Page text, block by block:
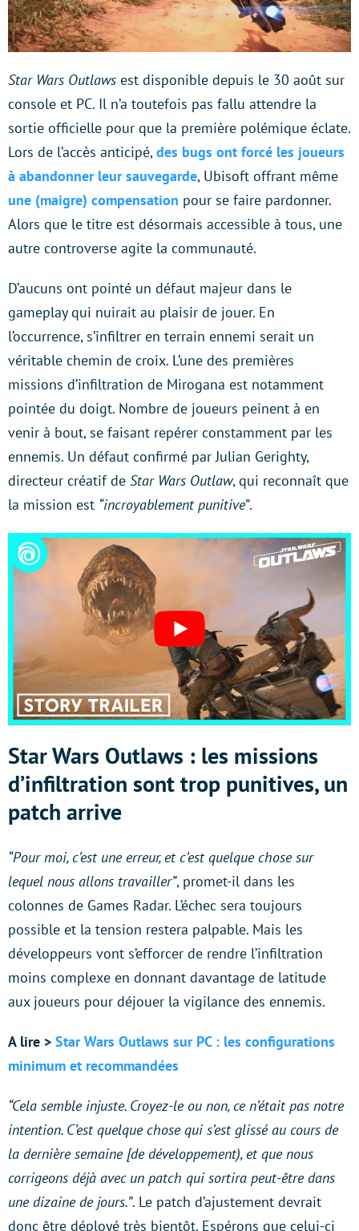
Star Wars Outlaws est disponible depuis le 30 août sur
console et PC. Il n’a toutefois pas fallu attendre la
sortie officielle pour que la première polémique éclate.
Lors de l’accès anticipé, des bugs ont forcé les joueurs
à abandonner leur sauvegarde, Ubisoft offrant même
une (maigre) compensation pour se faire pardonner.
Alors que le titre est désormais accessible à tous, une
autre controverse agite la communauté.
D’aucuns ont pointé un défaut majeur dans le
gameplay qui nuirait au plaisir de jouer. En
l’occurrence, s’infiltrer en terrain ennemi serait un
véritable chemin de croix. L’une des premières
missions d’infiltration de Mirogana est notamment
pointée du doigt. Nombre de joueurs peinent à en
venir à bout, se faisant repérer constamment par les
ennemis. Un défaut confirmé par Julian Gerighty,
directeur créatif de Star Wars Outlaw, qui reconnaît que
la mission est “incroyablement punitive”.
Star Wars Outlaws : les missions
d’infiltration sont trop punitives, un
patch arrive
“Pour moi, c’est une erreur, et c’est quelque chose sur
lequel nous allons travailler”, promet-il dans les
colonnes de Games Radar. L’échec sera toujours
possible et la tension restera palpable. Mais les
développeurs vont s’efforcer de rendre l’infiltration
moins complexe en donnant davantage de latitude
aux joueurs pour déjouer la vigilance des ennemis.
A lire > Star Wars Outlaws sur PC : les configurations
minimum et recommandées
“Cela semble injuste. Croyez-le ou non, ce n’était pas notre
intention. C’est quelque chose qui s’est glissé au cours de
la dernière semaine [de développement), et que nous
corrigeons déjà avec un patch qui sortira peut-être dans
une dizaine de jours.”. Le patch d’ajustement devrait
donc être déployé très bientôt. Espérons que celui-ci